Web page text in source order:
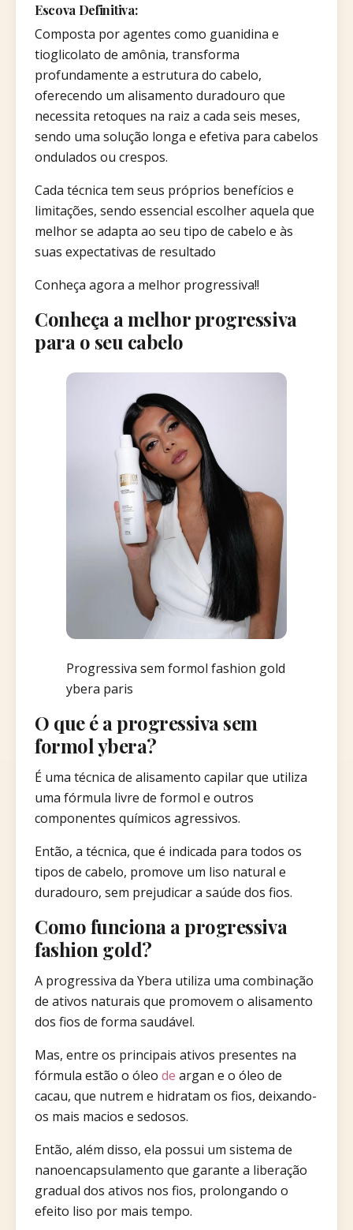
Escova Definitiva:
Composta por agentes como guanidina e
tioglicolato de amônia, transforma
profundamente a estrutura do cabelo,
oferecendo um alisamento duradouro que
necessita retoques na raiz a cada seis meses,
sendo uma solução longa e efetiva para cabelos
ondulados ou crespos.
Cada técnica tem seus próprios benefícios e
limitações, sendo essencial escolher aquela que
melhor se adapta ao seu tipo de cabelo e às
suas expectativas de resultado
Conheça agora a melhor progressiva!!
Conheça a melhor progressiva
para o seu cabelo
Progressiva sem formol fashion gold
ybera paris
O que é a progressiva sem
formol ybera?
É uma técnica de alisamento capilar que utiliza
uma fórmula livre de formol e outros
componentes químicos agressivos.
Então, a técnica, que é indicada para todos os
tipos de cabelo, promove um liso natural e
duradouro, sem prejudicar a saúde dos fios.
Como funciona a progressiva
fashion gold?
A progressiva da Ybera utiliza uma combinação
de ativos naturais que promovem o alisamento
dos fios de forma saudável.
Mas, entre os principais ativos presentes na
fórmula estão o óleo de argan e o óleo de
cacau, que nutrem e hidratam os fios, deixando-
os mais macios e sedosos.
Então, além disso, ela possui um sistema de
nanoencapsulamento que garante a liberação
gradual dos ativos nos fios, prolongando o
efeito liso por mais tempo.